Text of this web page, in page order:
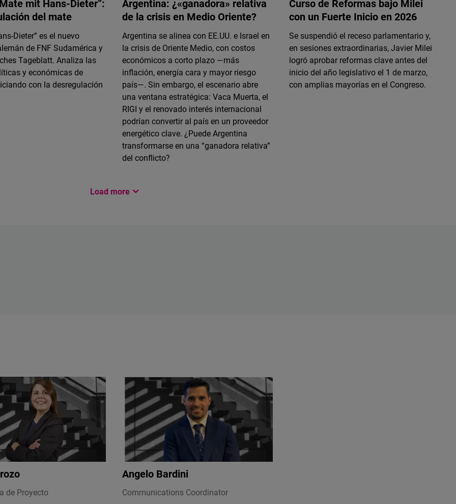
mit Hans-Dieter”:
del mate
Dieter” es el nuevo
de FNF Sudamérica y
Tageblatt. Analiza las
y económicas de
con la desregulación
Argentina: ¿«ganadora» relativa
de la crisis en Medio Oriente?
Argentina se alinea con EE.UU. e Israel en
la crisis de Oriente Medio, con costos
económicos a corto plazo —más
inflación, energía cara y mayor riesgo
país—. Sin embargo, el escenario abre
una ventana estratégica: Vaca Muerta, el
RIGI y el renovado interés internacional
podrían convertir al país en un proveedor
energético clave. ¿Puede Argentina
transformarse en una “ganadora relativa”
del conflicto?
Curso de Reformas bajo Milei
con un Fuerte Inicio en 2026
Se suspendió el receso parlamentario y,
en sesiones extraordinarias, Javier Milei
logró aprobar reformas clave antes del
inicio del año legislativo el 1 de marzo,
con amplias mayorías en el Congreso.
Load more
de Proyecto
Angelo Bardini
Communications Coordinator